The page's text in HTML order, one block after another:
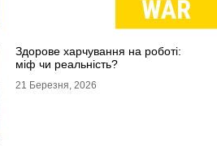
Здорове харчування на роботі:
міф чи реальність?
21 Березня, 2026